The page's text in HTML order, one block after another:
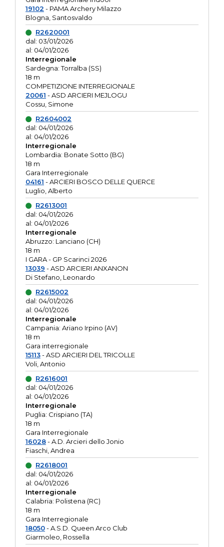
19102 - PAMA Archery Milazzo
Blogna, Santosvaldo
R2620001
dal: 03/01/2026
al: 04/01/2026
Interregionale
Sardegna: Torralba (SS)
18 m
COMPETIZIONE INTERREGIONALE
20061 - ASD ARCIERI MEJLOGU
Cossu, Simone
R2604002
dal: 04/01/2026
al: 04/01/2026
Interregionale
Lombardia: Bonate Sotto (BG)
18 m
Gara Interregionale
04161 - ARCIERI BOSCO DELLE QUERCE
Luglio, Alberto
R2613001
dal: 04/01/2026
al: 04/01/2026
Interregionale
Abruzzo: Lanciano (CH)
18 m
I GARA - GP Scarinci 2026
13039 - ASD ARCIERI ANXANON
Di Stefano, Leonardo
R2615002
dal: 04/01/2026
al: 04/01/2026
Interregionale
Campania: Ariano Irpino (AV)
18 m
Gara interregionale
15113- ASD ARCIERI DEL TRICOLLE
Voli, Antonio
R2616001
dal: 04/01/2026
al: 04/01/2026
Interregionale
Puglia: Crispiano (TA)
18 m
Gara Interregionale
16028- A.D. Arcieri dello Jonio
Fiaschi, Andrea
R2618001
dal: 04/01/2026
al: 04/01/2026
Interregionale
Calabria: Polistena (RC)
18 m
Gara Interregionale
18050- A.S.D. Queen Arco Club
Giarmoleo, Rossella